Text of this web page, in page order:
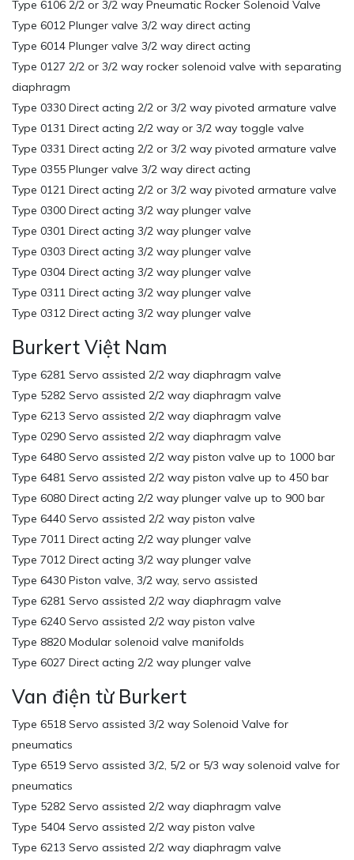
Type 6106 2/2 or 3/2 way Pneumatic Rocker Solenoid Valve
Type 6012 Plunger valve 3/2 way direct acting
Type 6014 Plunger valve 3/2 way direct acting
Type 0127 2/2 or 3/2 way rocker solenoid valve with separating
diaphragm
Type 0330 Direct acting 2/2 or 3/2 way pivoted armature valve
Type 0131 Direct acting 2/2 way or 3/2 way toggle valve
Type 0331 Direct acting 2/2 or 3/2 way pivoted armature valve
Type 0355 Plunger valve 3/2 way direct acting
Type 0121 Direct acting 2/2 or 3/2 way pivoted armature valve
Type 0300 Direct acting 3/2 way plunger valve
Type 0301 Direct acting 3/2 way plunger valve
Type 0303 Direct acting 3/2 way plunger valve
Type 0304 Direct acting 3/2 way plunger valve
Type 0311 Direct acting 3/2 way plunger valve
Type 0312 Direct acting 3/2 way plunger valve
Burkert Việt Nam
Type 6281 Servo assisted 2/2 way diaphragm valve
Type 5282 Servo assisted 2/2 way diaphragm valve
Type 6213 Servo assisted 2/2 way diaphragm valve
Type 0290 Servo assisted 2/2 way diaphragm valve
Type 6480 Servo assisted 2/2 way piston valve up to 1000 bar
Type 6481 Servo assisted 2/2 way piston valve up to 450 bar
Type 6080 Direct acting 2/2 way plunger valve up to 900 bar
Type 6440 Servo assisted 2/2 way piston valve
Type 7011 Direct acting 2/2 way plunger valve
Type 7012 Direct acting 3/2 way plunger valve
Type 6430 Piston valve, 3/2 way, servo assisted
Type 6281 Servo assisted 2/2 way diaphragm valve
Type 6240 Servo assisted 2/2 way piston valve
Type 8820 Modular solenoid valve manifolds
Type 6027 Direct acting 2/2 way plunger valve
Van điện từ Burkert
Type 6518 Servo assisted 3/2 way Solenoid Valve for
pneumatics
Type 6519 Servo assisted 3/2, 5/2 or 5/3 way solenoid valve for
pneumatics
Type 5282 Servo assisted 2/2 way diaphragm valve
Type 5404 Servo assisted 2/2 way piston valve
Type 6213 Servo assisted 2/2 way diaphragm valve